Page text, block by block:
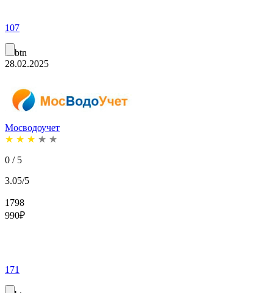
107
btn
28.02.2025
Мосводоучет
★ ★ ★ ★ ★
0 / 5
3.05/5
1798
990₽
171